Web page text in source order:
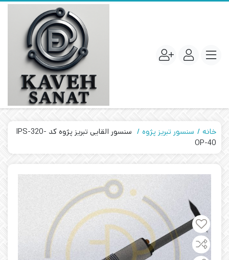
خانه سنسور تبریز پژوه
سنسور القایی تبریز پژوه کد IPS-320-
OP-40